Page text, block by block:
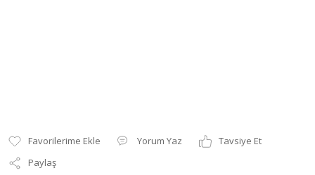
Yorum Yaz
Tavsiye Et
Paylaş